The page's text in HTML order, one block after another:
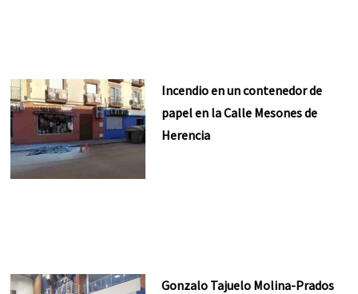
Incendio en un contenedor de
papel en la Calle Mesones de
Herencia
Gonzalo Tajuelo Molina-Prados